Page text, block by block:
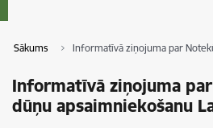
Sākums Informatīvā ziņojuma par
Informatīvā ziņojuma
dūņu apsaimniekošanu